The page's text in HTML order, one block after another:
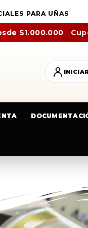
PARA UÑAS
$1.000.000